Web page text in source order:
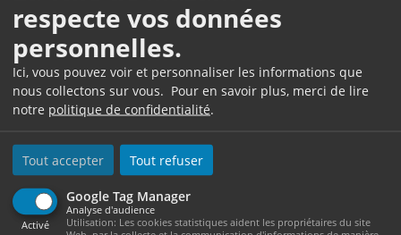
respecte vos données
personnelles.
Ici, vous pouvez voir et personnaliser les informations que
nous collectons sur vous. Pour en savoir plus, merci de lire
notre politique de confidentialité.
Tout accepter Tout refuser
Google Tag Manager
Activé
Analyse d'audience
Utilisation: Les cookies statistiques aident les propriétaires du site
Le médecin du travail conseille l'administration,
les agents et leurs représentants au CHCST en ce
qui concerne les points suivants :
Évaluation des risques professionnels
Protection contre l'ensemble des
travail ou de maladie professionnelle
Adaptation des postes, des techniques
et des rythmes de travail à la physiologie
humaine, en vue de contribuer au